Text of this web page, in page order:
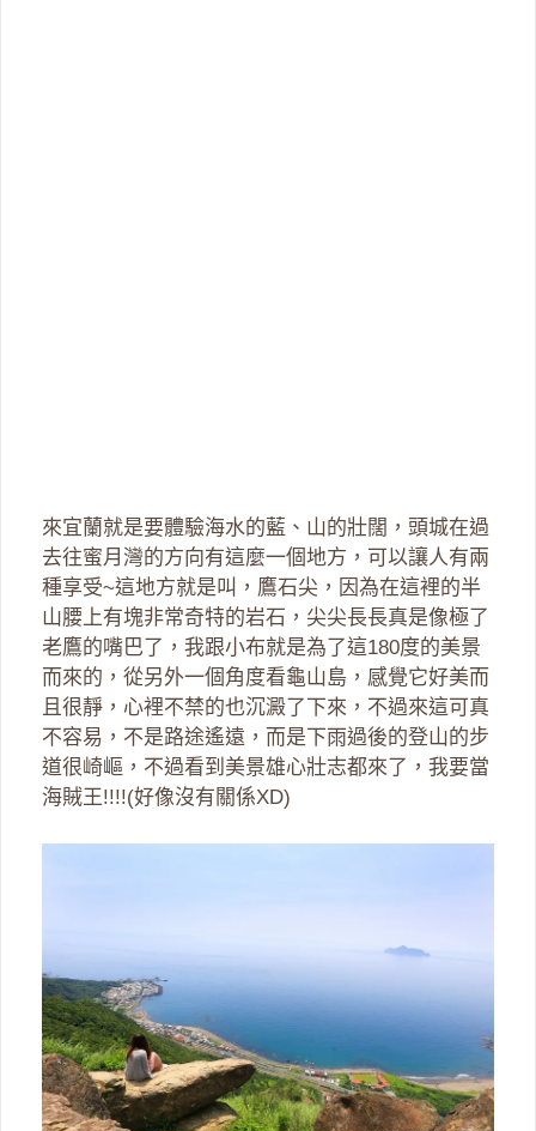
來宜蘭就是要體驗海水的藍、山的壯闊，頭城在過
去往蜜月灣的方向有這麼一個地方，可以讓人有兩
種享受~這地方就是叫，鷹石尖，因為在這裡的半
山腰上有塊非常奇特的岩石，尖尖長長真是像極了
老鷹的嘴巴了，我跟小布就是為了這180度的美景
而來的，從另外一個角度看龜山島，感覺它好美而
且很靜，心裡不禁的也沉澱了下來，不過來這可真
不容易，不是路途遙遠，而是下雨過後的登山的步
道很崎嶇，不過看到美景雄心壯志都來了，我要當
海賊王!!!!(好像沒有關係XD)